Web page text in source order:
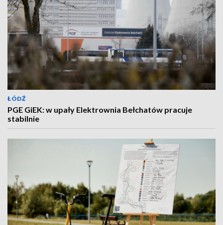
ŁÓDŹ
PGE GiEK: w upały Elektrownia Bełchatów pracuje
stabilnie